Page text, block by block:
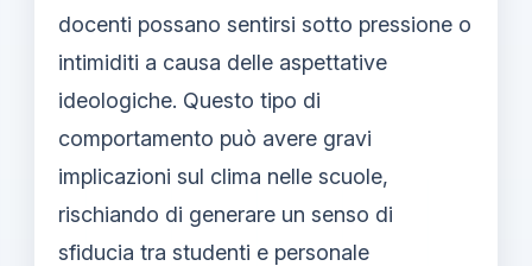
docenti possano sentirsi sotto pressione o
intimiditi a causa delle aspettative
ideologiche. Questo tipo di
comportamento può avere gravi
implicazioni sul clima nelle scuole,
rischiando di generare un senso di
sfiducia tra studenti e personale